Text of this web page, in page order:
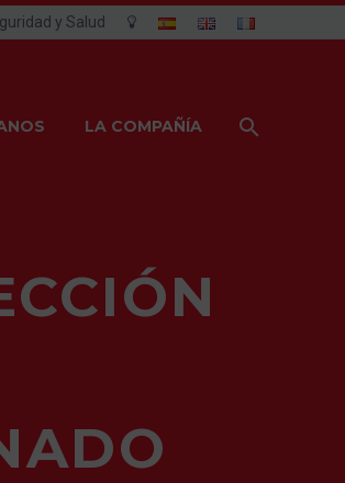
y Salud
LA COMPAÑÍA